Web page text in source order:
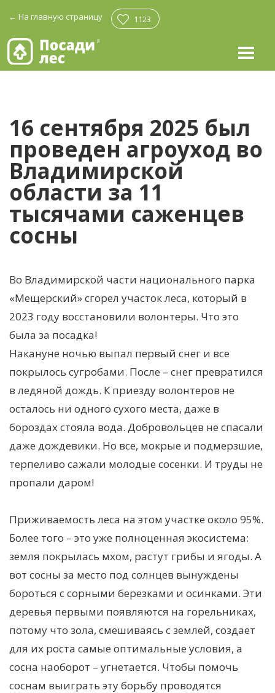
← На главную страницу 1123
16 сентября 2025 был
проведен агроуход во
Владимирской
области за 11
тысячами саженцев
сосны
Во Владимирской части национального парка
«Мещерский» сгорел участок леса, который в
2023 году восстановили волонтеры. Что это
была за посадка!
Накануне ночью выпал первый снег и все
покрылось сугробами. После – снег превратился
в ледяной дождь. К приезду волонтеров не
осталось ни одного сухого места, даже в
бороздах стояла вода. Добровольцев не спасали
даже дождевики. Но все, мокрые и подмерзшие,
терпеливо сажали молодые сосенки. И труды не
пропали даром!
Приживаемость леса на этом участке около 95%.
Более того – это уже полноценная экосистема:
земля покрылась мхом, растут грибы и ягоды. А
вот сосны за место под солнцев вынуждены
бороться с сорными березками и осинками. Эти
деревья первыми появляются на горельниках,
потому что зола, смешиваясь с землей, создает
для их роста самые оптимальные условия, а
сосна наоборот – угнетается. Чтобы помочь
соснам выиграть эту борьбу проводятся